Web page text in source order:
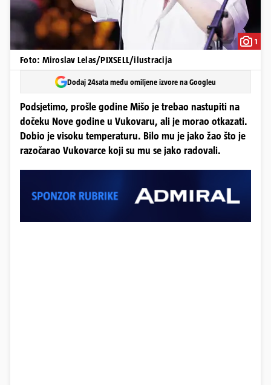
1
Foto: Miroslav Lelas/PIXSELL/ilustracija
Dodaj 24sata među omiljene izvore na Googleu
Podsjetimo, prošle godine Mišo je trebao nastupiti na
dočeku Nove godine u Vukovaru, ali je morao otkazati.
Dobio je visoku temperaturu. Bilo mu je jako žao što je
razočarao Vukovarce koji su mu se jako radovali.